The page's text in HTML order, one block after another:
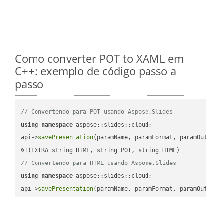
Como converter POT to XAML em
C++: exemplo de código passo a
passo
// Convertendo para POT usando Aspose.Slides
using namespace aspose::slides::cloud;
api->savePresentation(paramName, paramFormat,
// Convertendo para HTML usando Aspose.Slides
using namespace aspose::slides::cloud;
api->savePresentation(paramName, paramFormat,